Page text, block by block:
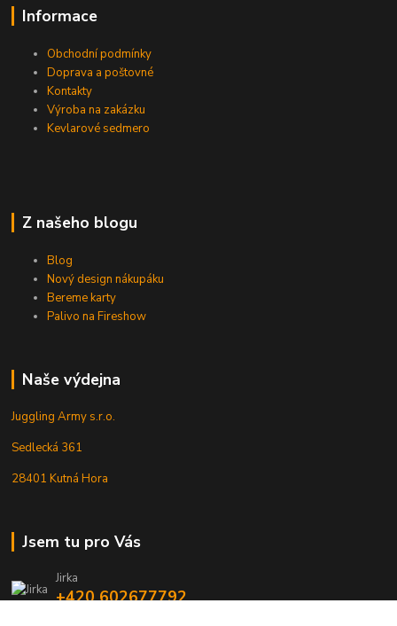
Informace
Obchodní podmínky
Doprava a poštovné
Kontakty
Výroba na zakázku
Kevlarové sedmero
Z našeho blogu
Blog
Nový design nákupáku
Bereme karty
Palivo na Fireshow
Naše výdejna
Juggling Army s.r.o.
Sedlecká 361
28401 Kutná Hora
Jsem tu pro Vás
Jirka
+420 602677792